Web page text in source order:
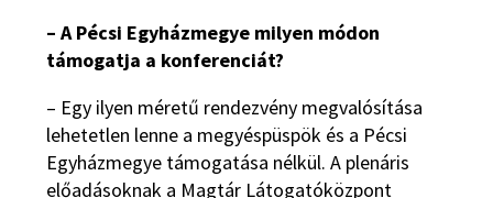
– A Pécsi Egyházmegye milyen módon
támogatja a konferenciát?
– Egy ilyen méretű rendezvény megvalósítása
lehetetlen lenne a megyéspüspök és a Pécsi
Egyházmegye támogatása nélkül. A plenáris
előadásoknak a Magtár Látogatóközpont